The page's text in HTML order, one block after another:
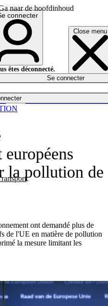
naar de hoofdinhoud
Close menu
connecter
êtes déconnecté.
Se connecter
la pollution de
ont demandé plus de
de l'UE en matière de pollution
la mesure limitant les